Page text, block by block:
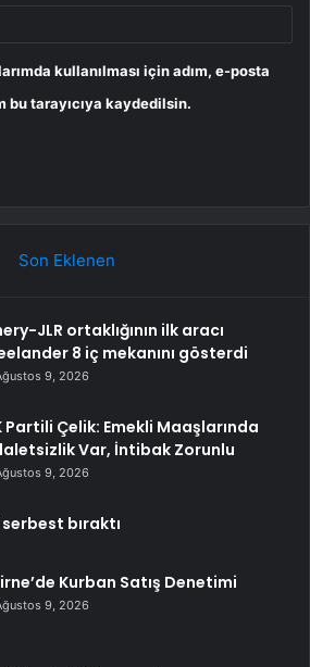
kullanılması için adım, e-posta
bu tarayıcıya kaydedilsin.
Son Eklenen
JLR ortaklığının ilk aracı
8 iç mekanını gösterdi
9, 2026
Partili Çelik: Emekli Maaşlarında
Var, İntibak Zorunlu
9, 2026
bıraktı
Kurban Satış Denetimi
9, 2026